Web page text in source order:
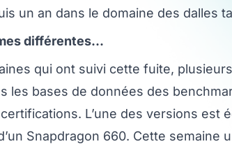
un an dans le domaine des dalles
différentes...
qui ont suivi cette fuite,
les bases de données des
L’une des versions est
Snapdragon 660. Cette semaine